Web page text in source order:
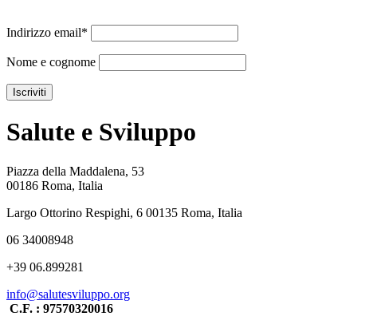
Indirizzo email*
Nome e cognome
Salute e Sviluppo
Piazza della Maddalena, 53
00186 Roma, Italia
Largo Ottorino Respighi, 6 00135 Roma, Italia
06 34008948
+39 06.899281
info@salutesviluppo.org
C.F. : 97570320016